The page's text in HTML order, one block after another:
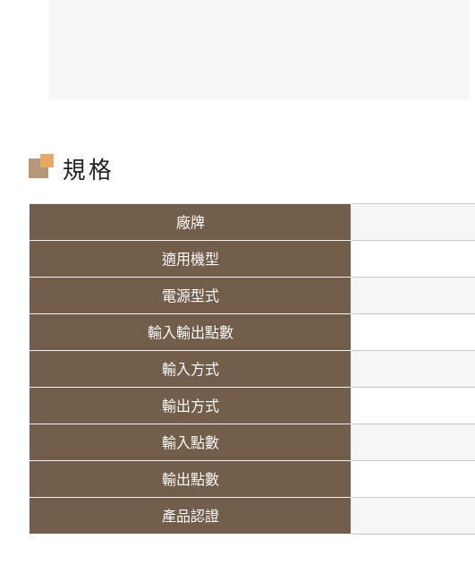
規格
廠牌
適用機型
電源型式
輸入輸出點數
輸入方式
輸出方式
輸入點數
輸出點數
產品認證